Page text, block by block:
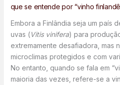
que se entende por “vinho
Embora a Finlândia seja um país
uvas (Vitis vinifera) para
extremamente desafiadora, mas
microclimas protegidos e com
No entanto, quando se fala em
maioria das vezes, refere-se a